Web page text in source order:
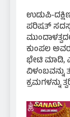
ಉಡುಪಿ-ದಕ್ಷಿಣ
ಪರಿಷತ್
ಕುಂಪಲ
ಭೇಟಿ ಮಾಡಿ,
ವಿಳಂಬವನ್ನು
ಕ್ರಮಗಳನ್ನು